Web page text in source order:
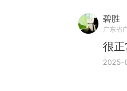
碧胜
广东省
很正
2025-